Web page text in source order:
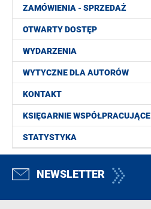
ZAMÓWIENIA - SPRZEDAŻ
OTWARTY DOSTĘP
WYDARZENIA
WYTYCZNE DLA AUTORÓW
KONTAKT
KSIĘGARNIE WSPÓŁPRACUJĄCE
STATYSTYKA
NEWSLETTER